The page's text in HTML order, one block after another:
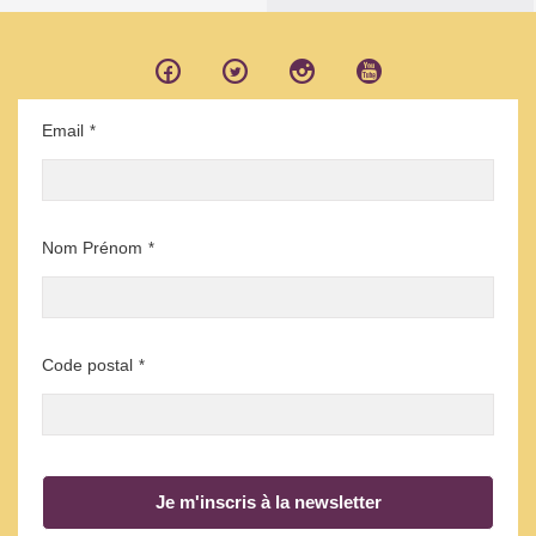
Email *
Nom Prénom *
Code postal *
Je m'inscris à la newsletter